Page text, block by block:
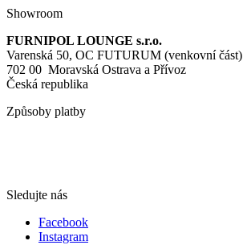
Showroom
FURNIPOL LOUNGE s.r.o.
Varenská 50, OC FUTURUM (venkovní část)
702 00 Moravská Ostrava a Přívoz
Česká republika
Způsoby platby
Sledujte nás
Facebook
Instagram